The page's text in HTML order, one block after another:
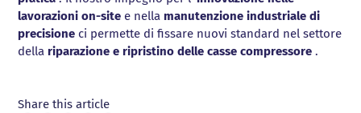
lavorazioni on-site e nella manutenzione industriale di
precisione ci permette di fissare nuovi standard nel settore
della riparazione e ripristino delle casse compressore .
Share this article